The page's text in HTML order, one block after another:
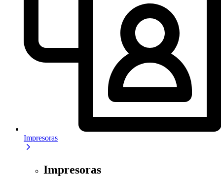
Impresoras
Impresoras